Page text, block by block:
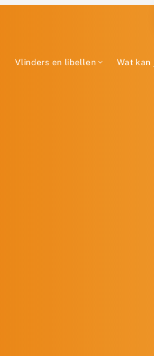
Vlinders en libellen Wat kan